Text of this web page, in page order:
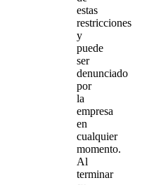
estas
restricciones
y
puede
ser
denunciado
por
la
empresa
en
cualquier
momento.
Al
terminar